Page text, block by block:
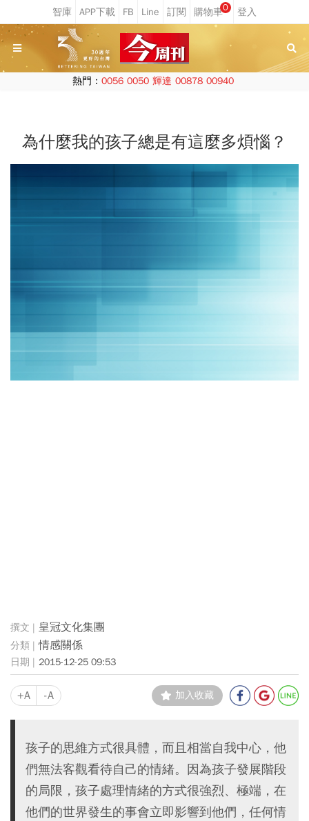
0
熱門： 0056 0050 輝達 00878 00940
為什麼我的孩子總是有這麼多煩惱？
皇冠文化集團
情感關係
2015-12-25 09:53
+A -A 加入收藏
孩子的思維方式很具體，而且相當自我中心，他
們無法客觀看待自己的情緒。因為孩子發展階段
的局限，孩子處理情緒的方式很強烈、極端，在
他們的世界發生的事會立即影響到他們，任何情